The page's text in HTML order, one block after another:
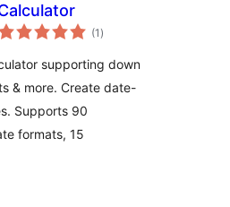
(1 total
ratings
)
supporting down
& more. Create date-
Supports 90
formats, 15